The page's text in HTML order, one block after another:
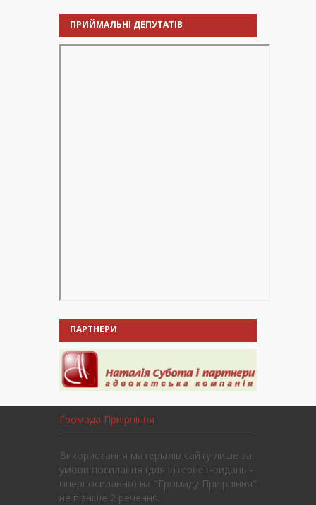
ПРИЙМАЛЬНІ ДЕПУТАТІВ
ПАРТНЕРИ
Громада Приірпіння
Використання матеріалів сайту лише за
умови посилання (для інтернет-видань -
гіперпосилання) на "Громаду Приірпіння"
не пізніше 2 речення.